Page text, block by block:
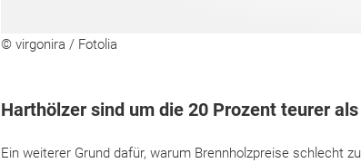
© virgonira / Fotolia
Harthölzer sind um die 20 Prozent teurer
Ein weiterer Grund dafür, warum Brennholzpreise schlecht